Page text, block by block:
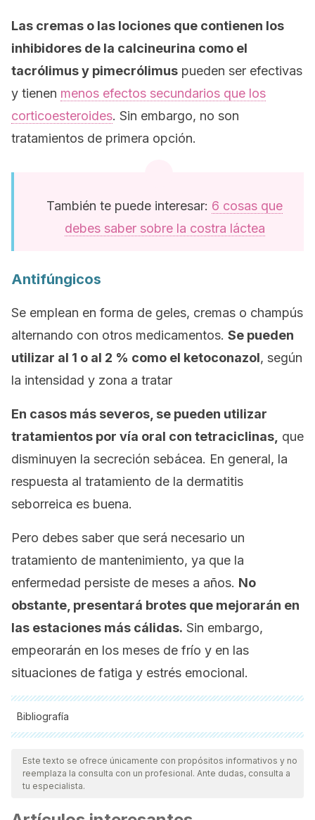
Las cremas o las lociones que contienen los
inhibidores de la calcineurina como el
tacrólimus y pimecrólimus pueden ser efectivas
y tienen menos efectos secundarios que los
corticoesteroides. Sin embargo, no son
tratamientos de primera opción.
También te puede interesar: 6 cosas que
debes saber sobre la costra láctea
Antifúngicos
Se emplean en forma de geles, cremas o champús
alternando con otros medicamentos. Se pueden
utilizar al 1 o al 2 % como el ketoconazol, según
la intensidad y zona a tratar
En casos más severos, se pueden utilizar
tratamientos por vía oral con tetraciclinas, que
disminuyen la secreción sebácea. En general, la
respuesta al tratamiento de la dermatitis
seborreica es buena.
Pero debes saber que será necesario un
tratamiento de mantenimiento, ya que la
enfermedad persiste de meses a años. No
obstante, presentará brotes que mejorarán en
las estaciones más cálidas. Sin embargo,
empeorarán en los meses de frío y en las
situaciones de fatiga y estrés emocional.
Bibliografía
Todas las fuentes citadas fueron revisadas a profundidad por
nuestro equipo, para asegurar su calidad, confiabilidad,
vigencia y validez.La bibliografía de este artículo fue
científica.
Este texto se ofrece únicamente con propósitos informativos y no
reemplaza la consulta con un profesional. Ante dudas, consulta a
tu especialista.